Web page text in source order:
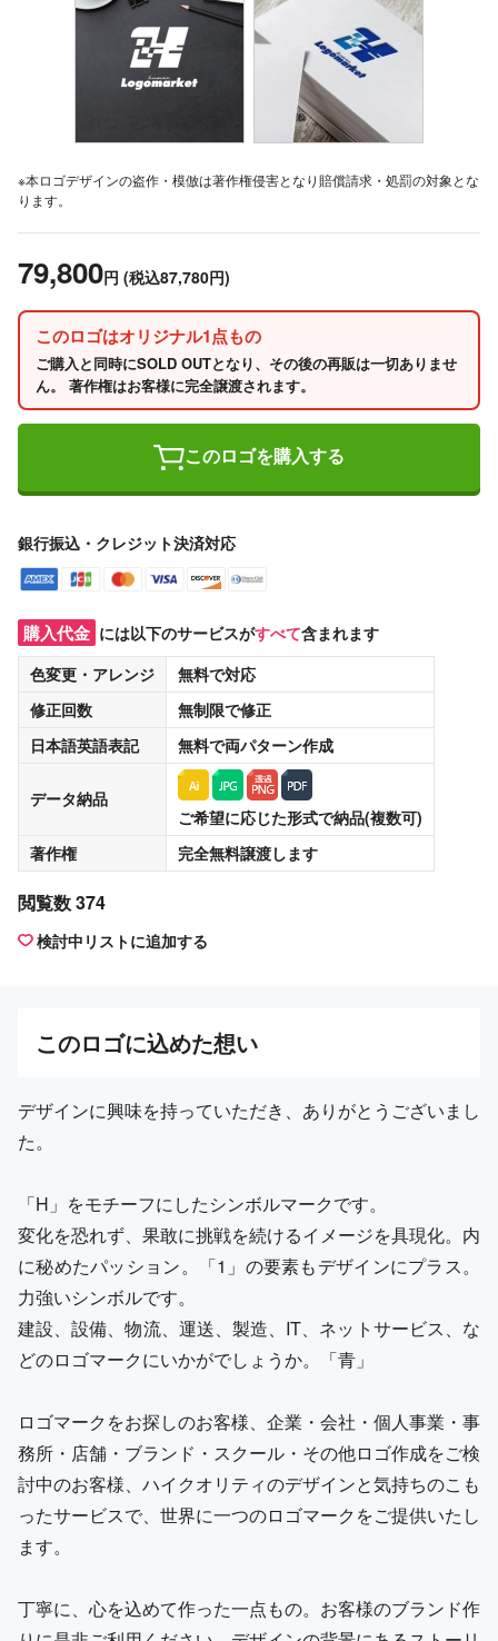
※本ロゴデザインの盗作・模倣は著作権侵害となり賠償請求・処罰の対象とな
ります。
79,800円 (税込87,780円)
このロゴはオリジナル1点もの
ご購入と同時にSOLD OUTとなり、その後の再販は一切ありませ
ん。 著作権はお客様に完全譲渡されます。
このロゴを購入する
銀行振込・クレジット決済対応
購入代金 には以下のサービスがすべて含まれます
色変更・アレンジ
無料で対応
修正回数
無制限で修正
日本語英語表記
無料で両パターン作成
データ納品
ご希望に応じた形式で納品(複数可)
著作権
完全無料譲渡します
閲覧数 374
検討中リストに追加する
このロゴに込めた想い
デザインに興味を持っていただき、ありがとうございまし
た。
「H」をモチーフにしたシンボルマークです。
変化を恐れず、果敢に挑戦を続けるイメージを具現化。内
に秘めたパッション。「1」の要素もデザインにプラス。
力強いシンボルです。
建設、設備、物流、運送、製造、IT、ネットサービス、な
どのロゴマークにいかがでしょうか。「青」
ロゴマークをお探しのお客様、企業・会社・個人事業・事
務所・店舗・ブランド・スクール・その他ロゴ作成をご検
討中のお客様、ハイクオリティのデザインと気持ちのこも
ったサービスで、世界に一つのロゴマークをご提供いたし
ます。
丁寧に、心を込めて作った一点もの。お客様のブランド作